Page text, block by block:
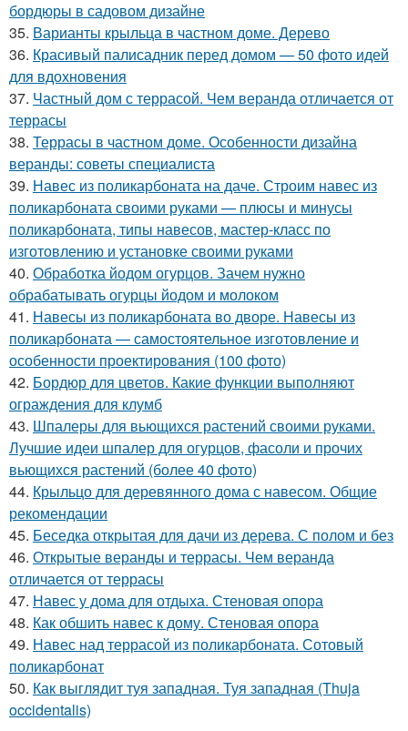
бордюры в садовом дизайне
35. Варианты крыльца в частном доме. Дерево
36. Красивый палисадник перед домом — 50 фото идей
для вдохновения
37. Частный дом с террасой. Чем веранда отличается от
террасы
38. Террасы в частном доме. Особенности дизайна
веранды: советы специалиста
39. Навес из поликарбоната на даче. Строим навес из
поликарбоната своими руками — плюсы и минусы
поликарбоната, типы навесов, мастер-класс по
изготовлению и установке своими руками
40. Обработка йодом огурцов. Зачем нужно
обрабатывать огурцы йодом и молоком
41. Навесы из поликарбоната во дворе. Навесы из
поликарбоната — самостоятельное изготовление и
особенности проектирования (100 фото)
42. Бордюр для цветов. Какие функции выполняют
ограждения для клумб
43. Шпалеры для вьющихся растений своими руками.
Лучшие идеи шпалер для огурцов, фасоли и прочих
вьющихся растений (более 40 фото)
44. Крыльцо для деревянного дома с навесом. Общие
рекомендации
45. Беседка открытая для дачи из дерева. С полом и без
46. Открытые веранды и террасы. Чем веранда
отличается от террасы
47. Навес у дома для отдыха. Стеновая опора
48. Как обшить навес к дому. Стеновая опора
49. Навес над террасой из поликарбоната. Сотовый
поликарбонат
50. Как выглядит туя западная. Туя западная (Thuja
occidentalis)